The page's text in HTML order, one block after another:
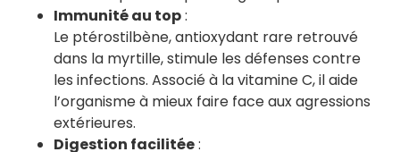
Immunité au top:
Le ptérostilbène, antioxydant rare retrouvé
dans la myrtille, stimule les défenses contre
les infections. Associé à la vitamine C, il aide
l’organisme à mieux faire face aux agressions
extérieures.
Digestion facilitée: